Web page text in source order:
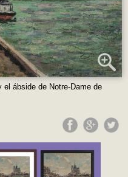
el ábside de Notre-Dame de